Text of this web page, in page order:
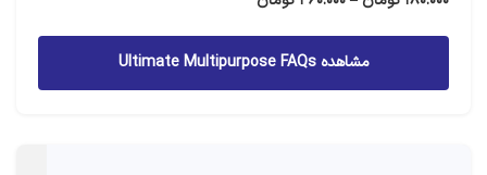
180.000 تومان
تا
مشاهده Ultimate Multipurpose FAQs